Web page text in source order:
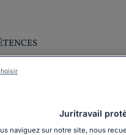
Juritravail
naviguez sur notre site, nous